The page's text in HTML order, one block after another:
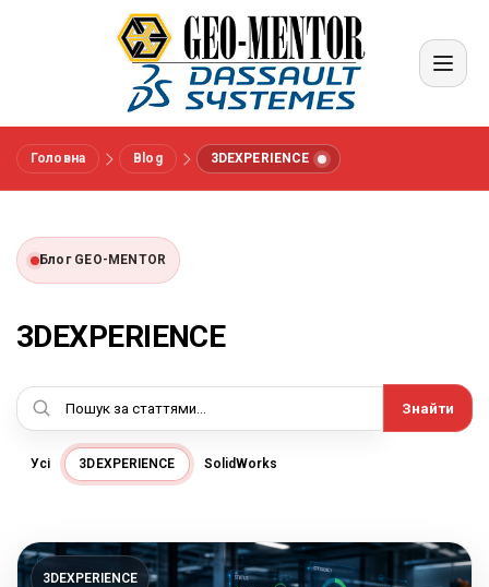
Меню
Вендори
Галузі
Про нас
Язык
Головна Blog 3DEXPERIENCE
Блог GEO-MENTOR
3DEXPERIENCE
Знайти
Усі 3DEXPERIENCE SolidWorks
3DEXPERIENCE